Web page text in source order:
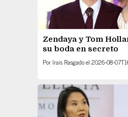
Zendaya y Tom
su boda en secreto
Por Irais Rasgadoel 2026-08-